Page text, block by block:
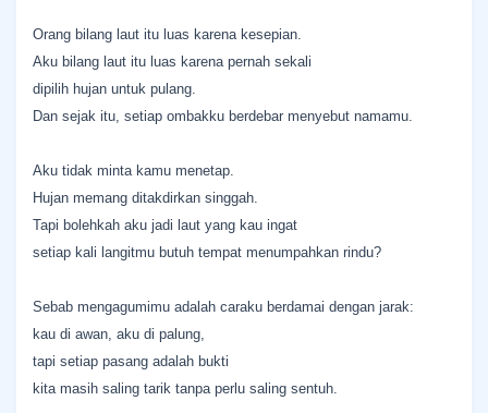
Orang bilang laut itu luas karena kesepian.
Aku bilang laut itu luas karena pernah sekali
dipilih hujan untuk pulang.
Dan sejak itu, setiap ombakku berdebar menyebut namamu.
Aku tidak minta kamu menetap.
Hujan memang ditakdirkan singgah.
Tapi bolehkah aku jadi laut yang kau ingat
setiap kali langitmu butuh tempat menumpahkan rindu?
Sebab mengagumimu adalah caraku berdamai dengan jarak:
kau di awan, aku di palung,
tapi setiap pasang adalah bukti
kita masih saling tarik tanpa perlu saling sentuh.